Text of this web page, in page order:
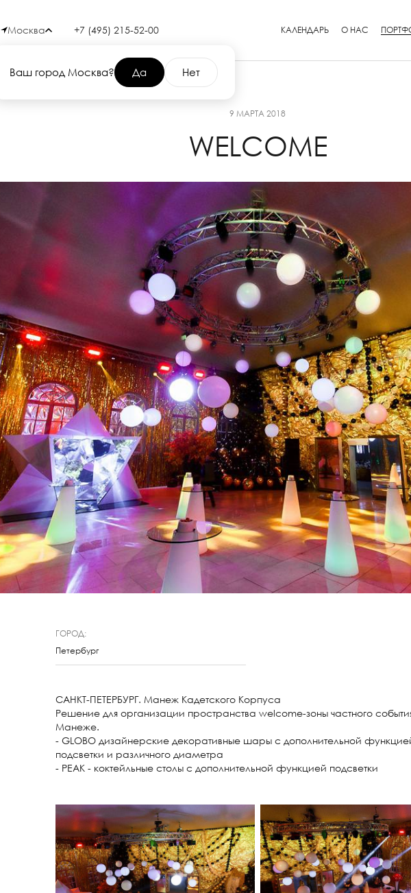
Москва
Ваш город Москва? Да Нет
+7 (495) 215-52-00 КАЛЕНДАРЬ О НАС
9 МАРТА 2018
WELCOME
ГОРОД:
Петербург
CАНКТ-ПЕТЕРБУРГ. Манеж Кадетского Корпуса
Решение для организации пространства welcome-зоны частного
Манеже.
- GLOBO дизайнерские декоративные шары с дополнительной
подсветки и различного диаметра
- PEAK - коктейльные столы с дополнительной функцией подсветки